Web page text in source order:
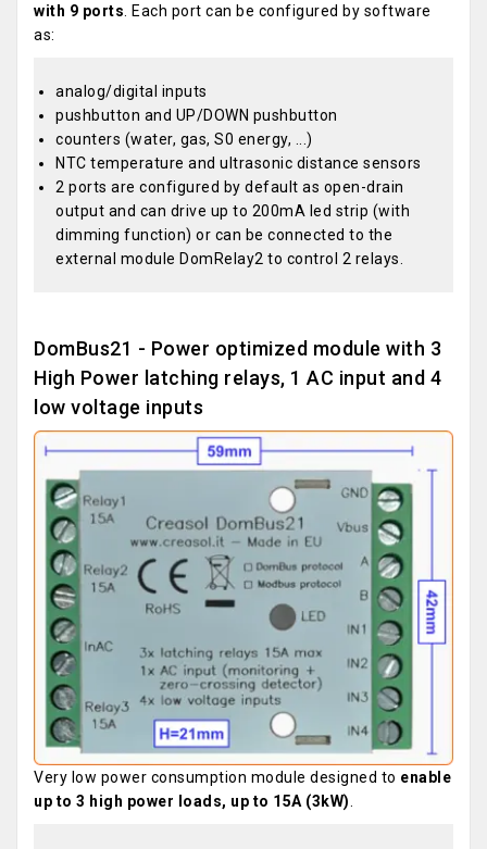
with 9 ports . Each port can be configured by software
as:
analog/digital inputs
pushbutton and UP/DOWN pushbutton
counters (water, gas, S0 energy, ...)
NTC temperature and ultrasonic distance sensors
2 ports are configured by default as open-drain
output and can drive up to 200mA led strip (with
dimming function) or can be connected to the
external module DomRelay2 to control 2 relays.
DomBus21 - Power optimized module with 3
High Power latching relays, 1 AC input and 4
low voltage inputs
Very low power consumption module designed to enable
up to 3 high power loads, up to 15A (3kW)